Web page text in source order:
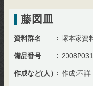
藤図皿
資料群名 塚本家資
備品番号
作成など(人） 作成:不詳